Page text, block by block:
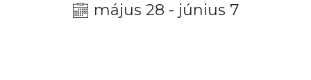
május 28 - június 7